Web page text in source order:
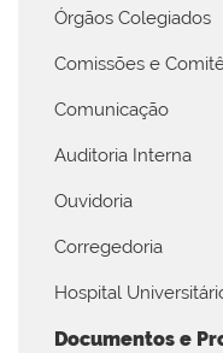
Órgãos Colegiados
Comissões e
Comunicação
Auditoria Interna
Ouvidoria
Corregedoria
Hospital
Documentos e